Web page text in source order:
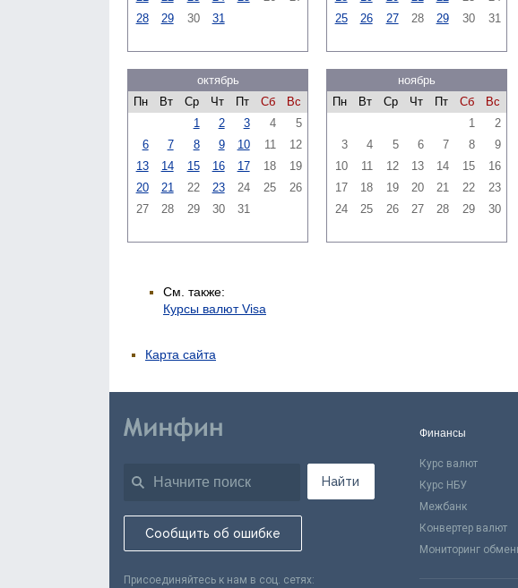
28
29 30 31
25
26 27 28 29 30 31
октябрь
Пн
Вт Ср Чт Пт Сб
Вс
1
2 3 4
5
6
7 8 9 10 11
12
13
14 15 16 17 18
19
20
21 22 23 24 25
26
27
28 29 30 31
ноябрь
Пн
Вт Ср Чт Пт Сб
Вс
1
2
3
4 5 6 7 8
9
10
11 12 13 14 15
16
17
18 19 20 21 22
23
24
25 26 27 28 29 30
См. также:
Курсы валют Visa
Карта сайта
Найти
Сообщить об ошибке
Присоединяйтесь к нам в соц. сетях:
Финансы
Курс валют
Курс НБУ
Межбанк
Конвертер валют
Мониторинг